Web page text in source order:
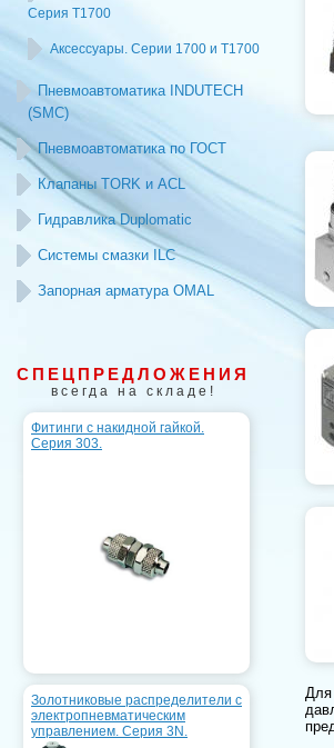
Серия T1700
Аксессуары. Серии 1700 и T1700
Пневмоавтоматика INDUTECH
(SMC)
Пневмоавтоматика по ГОСТ
Клапаны TORK и ACL
Гидравлика Duplomatic
Системы смазки ILC
Запорная арматура OMAL
СПЕЦПРЕДЛОЖЕНИЯ
всегда на складе!
Фитинги с накидной гайкой.
Серия 303.
Золотниковые распределители с
электропневматическим
управлением. Серия 3N.
Для